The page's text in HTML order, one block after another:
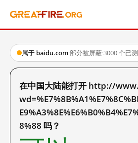
属于 baidu.com·部分被屏蔽·3000 个已
在中国大陆能打开 http://
8%88 吗？